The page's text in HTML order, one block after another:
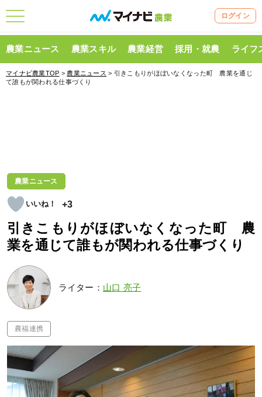
ログイン
農業ニュース 農業スキル 農業経営 採用・就農 ライフ
マイナビ農業TOP > 農業ニュース > 引きこもりがほぼいなくなった町 農業を通じ
て誰もが関われる仕事づくり
農業ニュース
+3
引きこもりがほぼいなくなった町 農
業を通じて誰もが関われる仕事づくり
ライター： 山口 亮子
農福連携